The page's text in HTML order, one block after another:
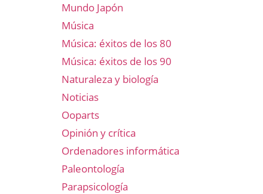
Mundo Japón
Música
Música: éxitos de los 80
Música: éxitos de los 90
Naturaleza y biología
Noticias
Ooparts
Opinión y crítica
Ordenadores informática
Paleontología
Parapsicología